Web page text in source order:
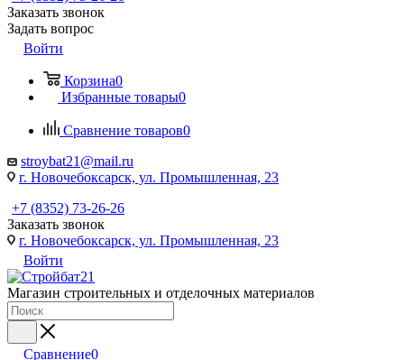
Заказать звонок
Задать вопрос
Войти
Корзина0
Избранные товары0
Сравнение товаров0
stroybat21@mail.ru
г. Новочебоксарск, ул. Промышленная, 23
+7 (8352) 73-26-26
Заказать звонок
г. Новочебоксарск, ул. Промышленная, 23
Войти
Магазин строительных и отделочных материалов
Сравнение0